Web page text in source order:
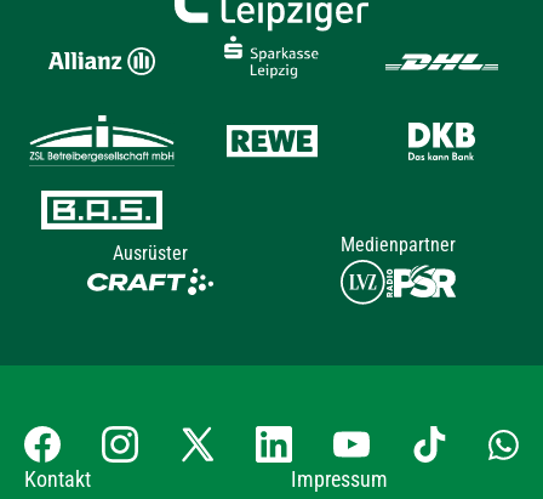
Ausrüster Medienpartner
Kontakt Impressum